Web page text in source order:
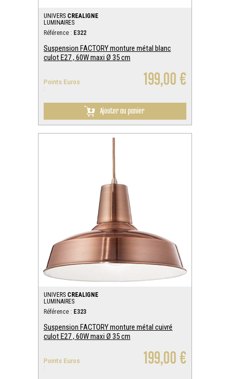
UNIVERS CREALIGNE
LUMINAIRES
Référence : E322
Suspension FACTORY monture métal blanc
culot E27 , 60W maxi Ø 35 cm
Points Euros
:
199,00 €
Ajouter au panier
UNIVERS CREALIGNE
LUMINAIRES
Référence : E323
Suspension FACTORY monture métal cuivré
culot E27 , 60W maxi Ø 35 cm
Points Euros
:
199,00 €